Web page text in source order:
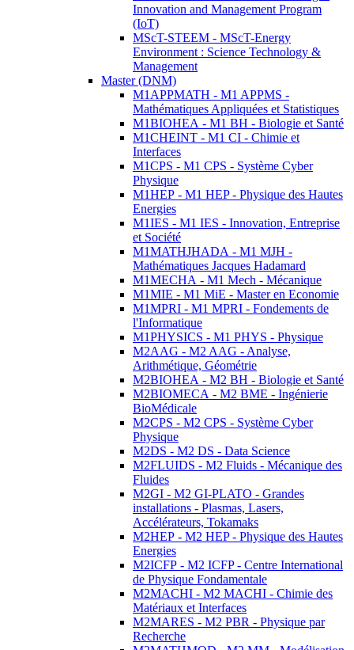
Innovation and Management Program
(IoT)
MScT-STEEM - MScT-Energy
Environment : Science Technology &
Management
Master (DNM)
M1APPMATH - M1 APPMS -
Mathématiques Appliquées et Statistiques
M1BIOHEA - M1 BH - Biologie et Santé
M1CHEINT - M1 CI - Chimie et
Interfaces
M1CPS - M1 CPS - Système Cyber
Physique
M1HEP - M1 HEP - Physique des Hautes
Energies
M1IES - M1 IES - Innovation, Entreprise
et Société
M1MATHJHADA - M1 MJH -
Mathématiques Jacques Hadamard
M1MECHA - M1 Mech - Mécanique
M1MIE - M1 MiE - Master en Economie
M1MPRI - M1 MPRI - Fondements de
l'Informatique
M1PHYSICS - M1 PHYS - Physique
M2AAG - M2 AAG - Analyse,
Arithmétique, Géométrie
M2BIOHEA - M2 BH - Biologie et Santé
M2BIOMECA - M2 BME - Ingénierie
BioMédicale
M2CPS - M2 CPS - Système Cyber
Physique
M2DS - M2 DS - Data Science
M2FLUIDS - M2 Fluids - Mécanique des
Fluides
M2GI - M2 GI-PLATO - Grandes
installations - Plasmas, Lasers,
Accélérateurs, Tokamaks
M2HEP - M2 HEP - Physique des Hautes
Energies
M2ICFP - M2 ICFP - Centre International
de Physique Fondamentale
M2MACHI - M2 MACHI - Chimie des
Matériaux et Interfaces
M2MARES - M2 PBR - Physique par
Recherche